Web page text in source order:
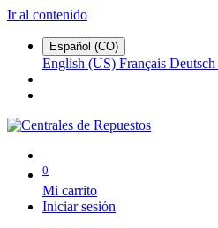
Ir al contenido
Español (CO)
English (US) Français Deutsch
0
Mi carrito
Iniciar sesión